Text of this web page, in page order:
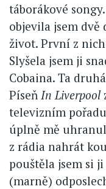
táborákové
objevila jsem dvě
život. První z
Slyšela jsem ji
Cobaina. Ta
Píseň In Liverpool
televizním
úplně mě
z rádia nahrát
pouštěla jsem si
(marně)